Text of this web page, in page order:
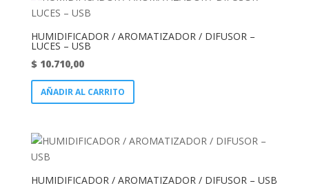
HUMIDIFICADOR / AROMATIZADOR / DIFUSOR –
LUCES – USB
$10.710,00
AÑADIR AL CARRITO
HUMIDIFICADOR / AROMATIZADOR / DIFUSOR – USB